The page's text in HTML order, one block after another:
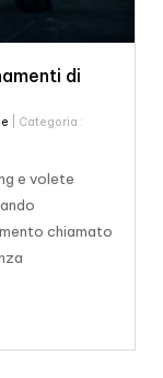
di
| Categoria :
e volete
chiamato